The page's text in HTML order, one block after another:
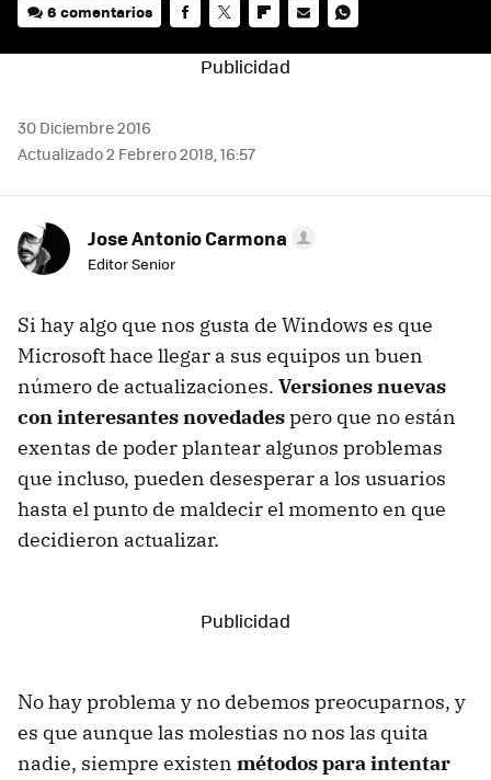
6 comentarios
MAIL
30 Diciembre 2016
Actualizado 2 Febrero 2018, 16:57
Jose Antonio Carmona
Editor Senior
Si hay algo que nos gusta de Windows es que
Microsoft hace llegar a sus equipos un buen
número de actualizaciones. Versiones nuevas
con interesantes novedadespero que no están
exentas de poder plantear algunos problemas
que incluso, pueden desesperar a los usuarios
hasta el punto de maldecir el momento en que
decidieron actualizar.
No hay problema y no debemos preocuparnos, y
es que aunque las molestias no nos las quita
nadie, siempre existen métodos para intentar